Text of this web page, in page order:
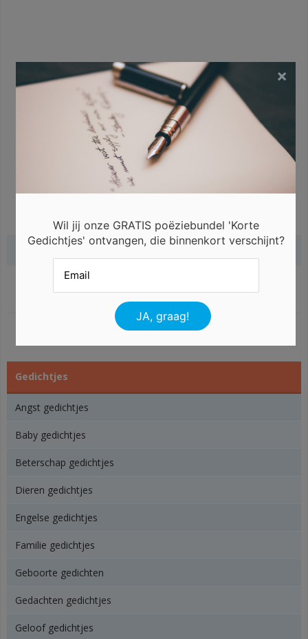
Gerelateerde gedichten
Gedichtjes
Angst gedichtjes
Baby gedichtjes
Beterschap gedichtjes
Dieren gedichtjes
Engelse gedichtjes
Familie gedichtjes
Geboorte gedichten
Gedachten gedichtjes
Geloof gedichtjes
Wil jij onze GRATIS poëziebundel 'Korte
Gedichtjes' ontvangen, die binnenkort verschijnt?
×